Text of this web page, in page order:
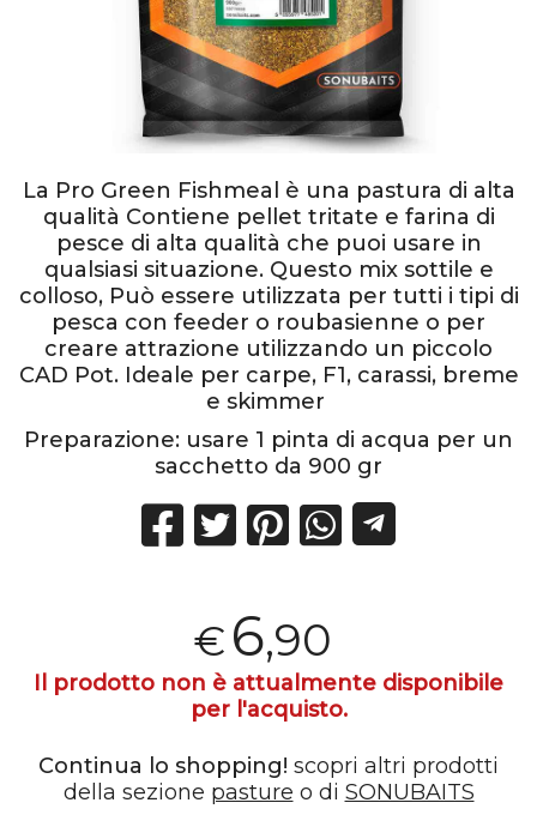
La Pro Green Fishmeal è una pastura di alta
qualità Contiene pellet tritate e farina di
pesce di alta qualità che puoi usare in
qualsiasi situazione. Questo mix sottile e
colloso, Può essere utilizzata per tutti i tipi di
pesca con feeder o roubasienne o per
creare attrazione utilizzando un piccolo
CAD Pot. Ideale per carpe, F1, carassi, breme
e skimmer
Preparazione: usare 1 pinta di acqua per un
sacchetto da 900 gr
€6,90
Il prodotto non è attualmente disponibile
per l'acquisto.
Continua lo shopping! scopri altri prodotti
della sezione pasture o di SONUBAITS